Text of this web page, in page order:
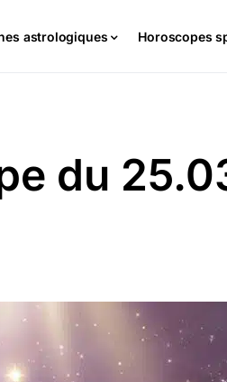
astrologiques Horoscopes
du